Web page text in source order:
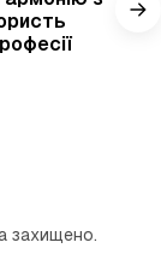
захищено.